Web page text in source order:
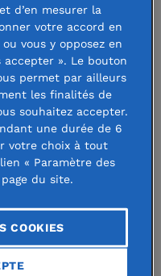
graphique
d’en mesurer la
votre accord en
vous y opposez en
». Le bouton
permet par ailleurs
les finalités de
souhaitez accepter.
une durée de 6
votre choix à tout
« Paramètre des
du site.
COOKIES